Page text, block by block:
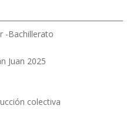
-Bachillerato
Juan 2025
colectiva